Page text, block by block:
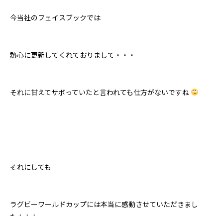
今当社のフェイスブックでは
熱心に更新してくれておりまして・・・
それに甘えてサボっていたと言われても仕方がないですね
それにしても
ラグビーワールドカップには本当に感動させていただきまし